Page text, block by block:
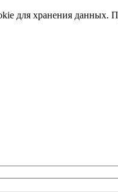
для хранения данных.